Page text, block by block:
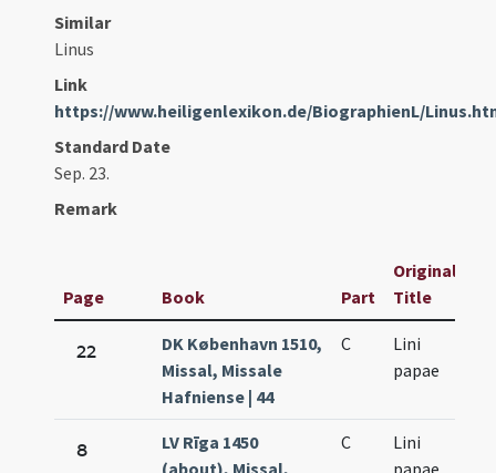
Similar
Linus
Link
https://www.heiligenlexikon.de/BiographienL/
Standard Date
Sep. 23.
Remark
Page Book Part
Original
Title
22
DK København 1510,
Missal, Missale
Hafniense | 44
C
Lini
papae
8
LV Rīga 1450
C
Lini